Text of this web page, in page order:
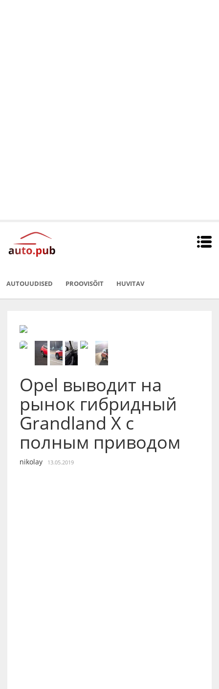
AUTOUUDISED PROOVISÕIT HUVITAV
Opel выводит на
рынок гибридный
Grandland X с
полным приводом
nikolay 13.05.2019